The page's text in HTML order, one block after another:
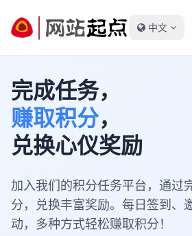
中文
完成任务，
赚取积分，
兑换心仪奖励
加入我们的积分任务平台，通过
分，兑换丰富奖励。每日签到、
动，多种方式轻松赚取积分！